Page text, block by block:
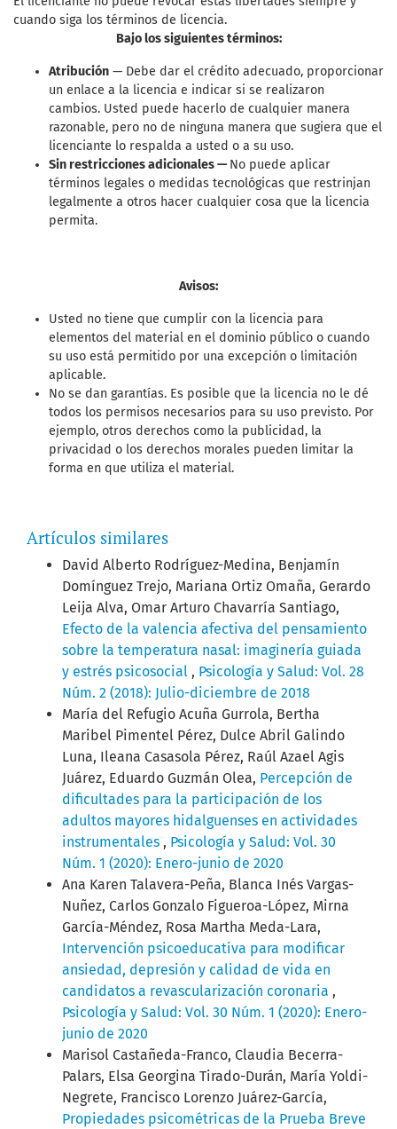
cuando siga los términos de licencia.
Bajo los siguientes términos:
Atribución — Debe dar el crédito adecuado, proporcionar
un enlace a la licencia e indicar si se realizaron
cambios. Usted puede hacerlo de cualquier manera
razonable, pero no de ninguna manera que sugiera que el
licenciante lo respalda a usted o a su uso.
Sin restricciones adicionales —No puede aplicar
términos legales o medidas tecnológicas que restrinjan
legalmente a otros hacer cualquier cosa que la licencia
permita.
Avisos:
Usted no tiene que cumplir con la licencia para
elementos del material en el dominio público o cuando
su uso está permitido por una excepción o limitación
aplicable.
No se dan garantías. Es posible que la licencia no le dé
todos los permisos necesarios para su uso previsto. Por
ejemplo, otros derechos como la publicidad, la
privacidad o los derechos morales pueden limitar la
forma en que utiliza el material.
Artículos similares
David Alberto Rodríguez-Medina, Benjamín
Domínguez Trejo, Mariana Ortiz Omaña, Gerardo
Leija Alva, Omar Arturo Chavarría Santiago,
Efecto de la valencia afectiva del pensamiento
sobre la temperatura nasal: imaginería guiada
y estrés psicosocial , Psicología y Salud: Vol. 28
Núm. 2 (2018): Julio-diciembre de 2018
María del Refugio Acuña Gurrola, Bertha
Maribel Pimentel Pérez, Dulce Abril Galindo
Luna, Ileana Casasola Pérez, Raúl Azael Agis
Juárez, Eduardo Guzmán Olea, Percepción de
dificultades para la participación de los
adultos mayores hidalguenses en actividades
instrumentales , Psicología y Salud: Vol. 30
Núm. 1 (2020): Enero-junio de 2020
Ana Karen Talavera-Peña, Blanca Inés Vargas-
Nuñez, Carlos Gonzalo Figueroa-López, Mirna
García-Méndez, Rosa Martha Meda-Lara,
Intervención psicoeducativa para modificar
ansiedad, depresión y calidad de vida en
candidatos a revascularización coronaria ,
Psicología y Salud: Vol. 30 Núm. 1 (2020): Enero-
junio de 2020
Marisol Castañeda-Franco, Claudia Becerra-
Palars, Elsa Georgina Tirado-Durán, María Yoldi-
Negrete, Francisco Lorenzo Juárez-García,
Propiedades psicométricas de la Prueba Breve